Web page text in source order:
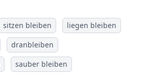
sitzen bleiben
liegen bleiben
dranbleiben
sauber bleiben